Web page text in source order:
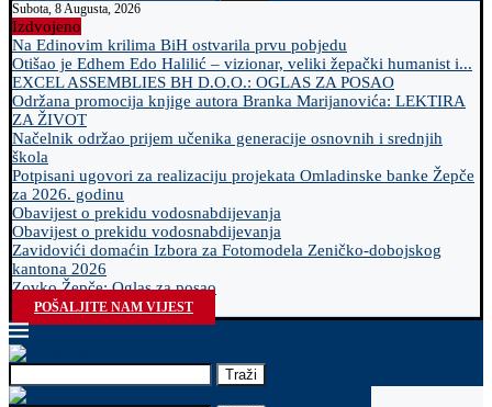
Subota, 8 Augusta, 2026
Izdvojeno
Na Edinovim krilima BiH ostvarila prvu pobjedu
Otišao je Edhem Edo Halilić – vizionar, veliki žepački humanist i...
EXCEL ASSEMBLIES BH D.O.O.: OGLAS ZA POSAO
Održana promocija knjige autora Branka Marijanovića: LEKTIRA
ZA ŽIVOT
Načelnik održao prijem učenika generacije osnovnih i srednjih
škola
Potpisani ugovori za realizaciju projekata Omladinske banke Žepče
za 2026. godinu
Obavijest o prekidu vodosnabdijevanja
Obavijest o prekidu vodosnabdijevanja
Zavidovići domaćin Izbora za Fotomodela Zeničko-dobojskog
kantona 2026
Zovko Žepče: Oglas za posao
POŠALJITE NAM VIJEST
Traži